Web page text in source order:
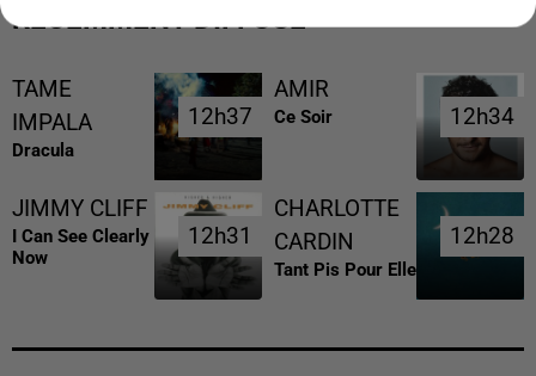
RÉCEMMENT DIFFUSÉ
TAME
IMPALA
Dracula
12h37
12h37
AMIR
Ce Soir 12h34
12h34
JIMMY CLIFF
I Can See Clearly
Now
12h31
12h31
CHARLOTTE
CARDIN
Tant Pis Pour Elle
12h28
12h28